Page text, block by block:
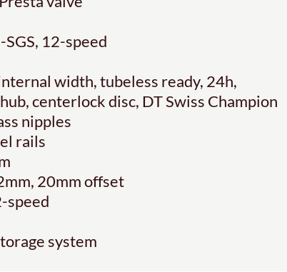
12-speed
width, tubeless ready, 24h,
centerlock disc, DT Swiss Champion
nipples
rails
20mm offset
speed
system